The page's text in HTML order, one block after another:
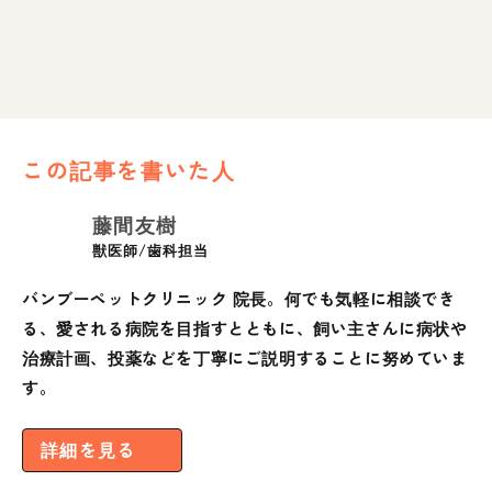
この記事を書いた人
藤間友樹
獣医師/歯科担当
バンブーペットクリニック 院長。何でも気軽に相談でき
る、愛される病院を目指すとともに、飼い主さんに病状や
治療計画、投薬などを丁寧にご説明することに努めていま
す。
詳細を見る